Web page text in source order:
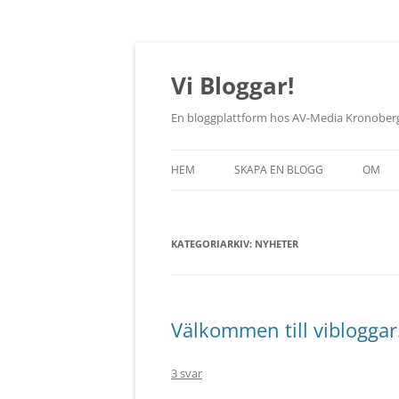
Vi Bloggar!
En bloggplattform hos AV-Media
HEM SKAPA EN BLOGG OM
KATEGORIARKIV: NYHETER
Välkommen till
3 svar